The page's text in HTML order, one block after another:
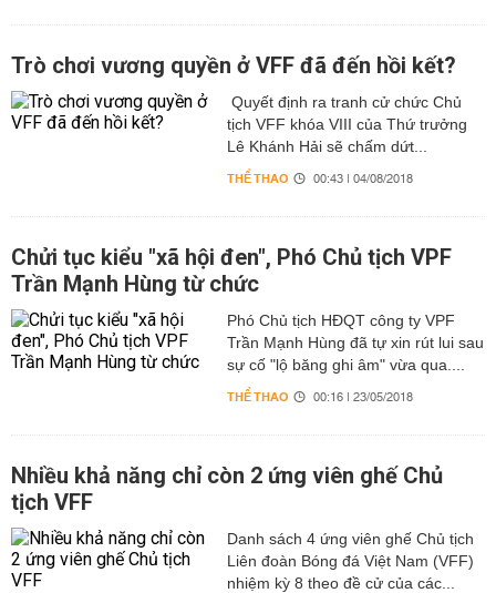
Trò chơi vương quyền ở VFF đã đến hồi kết?
Quyết định ra tranh cử chức Chủ
tịch VFF khóa VIII của Thứ trưởng
Lê Khánh Hải sẽ chấm dứt...
THỂ THAO 00:43 | 04/08/2018
Chửi tục kiểu "xã hội đen", Phó Chủ tịch VPF
Trần Mạnh Hùng từ chức
Phó Chủ tịch HĐQT công ty VPF
Trần Mạnh Hùng đã tự xin rút lui sau
sự cố "lộ băng ghi âm" vừa qua....
THỂ THAO 00:16 | 23/05/2018
Nhiều khả năng chỉ còn 2 ứng viên ghế Chủ
tịch VFF
Danh sách 4 ứng viên ghế Chủ tịch
Liên đoàn Bóng đá Việt Nam (VFF)
nhiệm kỳ 8 theo đề cử của các...